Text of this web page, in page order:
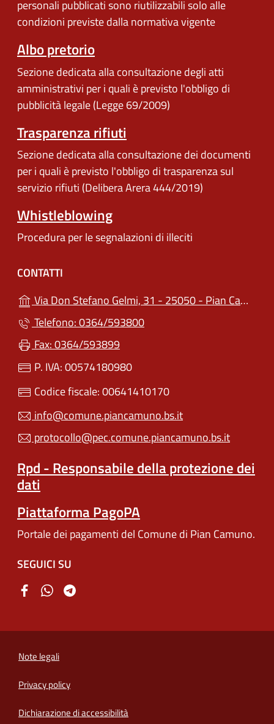
personali pubblicati sono riutilizzabili solo alle
condizioni previste dalla normativa vigente
Albo pretorio
Sezione dedicata alla consultazione degli atti
amministrativi per i quali è previsto l'obbligo di
pubblicità legale (Legge 69/2009)
Trasparenza rifiuti
Sezione dedicata alla consultazione dei documenti
per i quali è previsto l'obbligo di trasparenza sul
servizio rifiuti (Delibera Arera 444/2019)
Whistleblowing
Procedura per le segnalazioni di illeciti
CONTATTI
Via Don Stefano Gelmi, 31 - 25050 - Pian Camuno (BS)
Telefono: 0364/593800
Fax: 0364/593899
P. IVA: 00574180980
Codice fiscale: 00641410170
info@comune.piancamuno.bs.it
protocollo@pec.comune.piancamuno.bs.it
Rpd - Responsabile della protezione dei
dati
Piattaforma PagoPA
Portale dei pagamenti del Comune di Pian Camuno.
SEGUICI SU
Note legali
Privacy policy
Dichiarazione di accessibilità